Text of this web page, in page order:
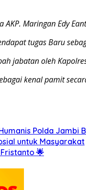
Maringan Edy
tugas Baru
jabatan oleh
kenal pamit
Polda Jambi
untuk Masyarakat
🌟